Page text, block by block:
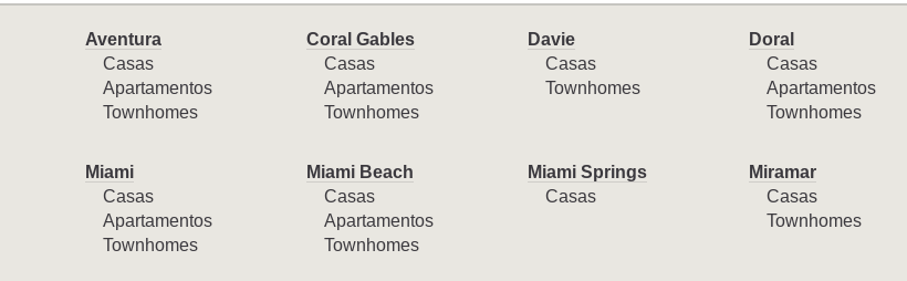
Aventura
Casas
Apartamentos
Townhomes
Coral Gables
Casas
Apartamentos
Townhomes
Davie
Casas
Townhomes
Doral
Casas
Apartamentos
Townhomes
Miami
Casas
Apartamentos
Townhomes
Miami Beach
Casas
Apartamentos
Townhomes
Miami Springs
Casas
Miramar
Casas
Townhomes